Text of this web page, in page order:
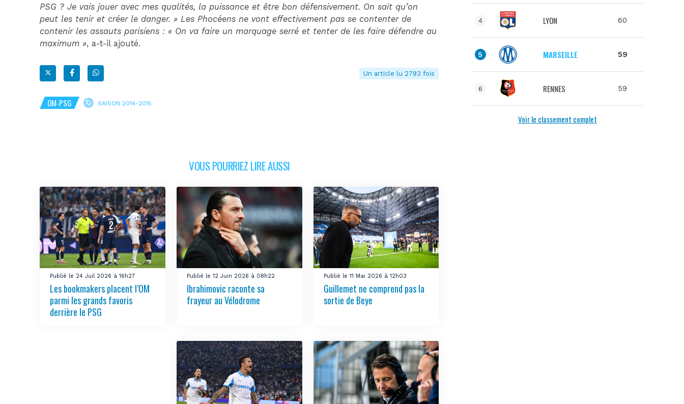
PSG ? Je vais jouer avec mes qualités, la puissance et être bon défensivement. On sait qu’on
peut les tenir et créer le danger. » Les Phocéens ne vont effectivement pas se contenter de
contenir les assauts parisiens : « On va faire un marquage serré et tenter de les faire défendre au
maximum », a-t-il ajouté.
Un article lu 2793 fois
OM-PSG SAISON 2014-2015
VOUS POURRIEZ LIRE AUSSI
Publié le 24 Juil 2026 à 16h27
Les bookmakers placent l’OM
parmi les grands favoris
derrière le PSG
Publié le 12 Juin 2026 à 08h22
Ibrahimovic raconte sa
frayeur au Vélodrome
Publié le 11 Mai 2026 à 12h03
Guillemet ne comprend pas la
sortie de Beye
4 LYON 60
5 MARSEILLE 59
6 RENNES 59
Voir le classement complet